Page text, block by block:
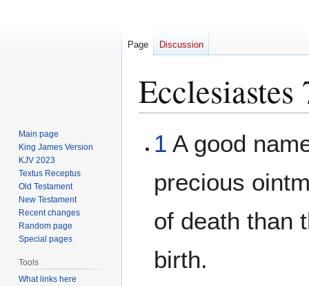
Ecclesiastes
toto
1 A good
precious
of death than
birth.
Page Discussion
Main page
King James Version
KJV 2023
Textus Receptus
Old Testament
New Testament
Recent changes
Random page
Special pages
Tools
What links here